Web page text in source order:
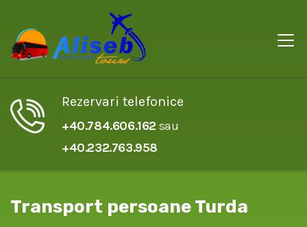
Rezervari telefonice
+40.784.606.162 sau
+40.232.763.958
Transport persoane Turda